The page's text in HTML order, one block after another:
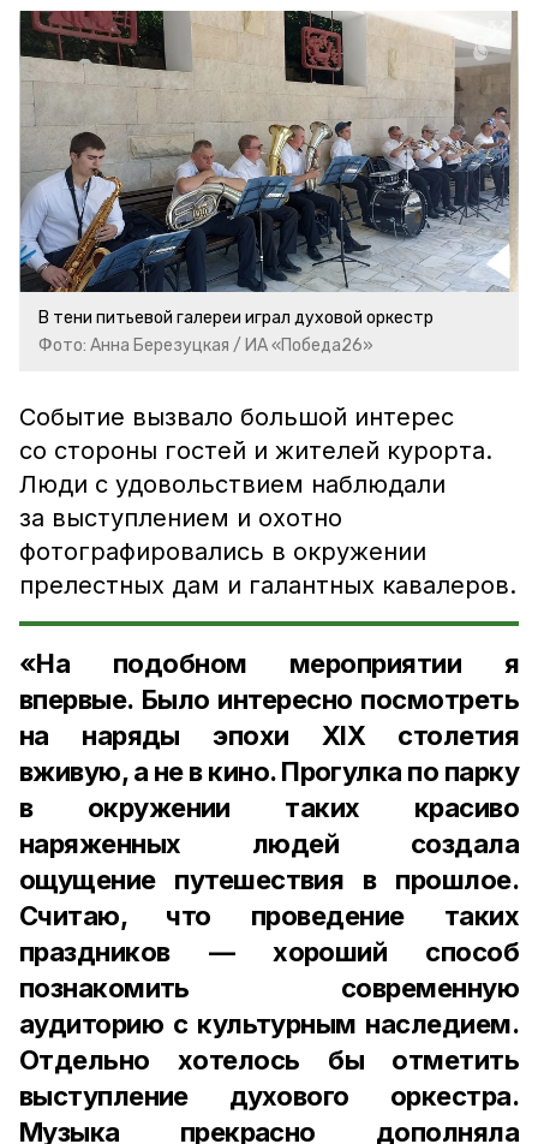
В тени питьевой галереи играл духовой оркестр
Фото: Анна Березуцкая / ИА «Победа26»
Событие вызвало большой интерес
со стороны гостей и жителей курорта.
Люди с удовольствием наблюдали
за выступлением и охотно
фотографировались в окружении
прелестных дам и галантных кавалеров.
«На подобном мероприятии я
впервые. Было интересно посмотреть
на наряды эпохи XIX столетия
вживую, а не в кино. Прогулка по парку
в окружении таких красиво
наряженных людей создала
ощущение путешествия в прошлое.
Считаю, что проведение таких
праздников — хороший способ
познакомить современную
аудиторию с культурным наследием.
Отдельно хотелось бы отметить
выступление духового оркестра.
Музыка прекрасно дополняла